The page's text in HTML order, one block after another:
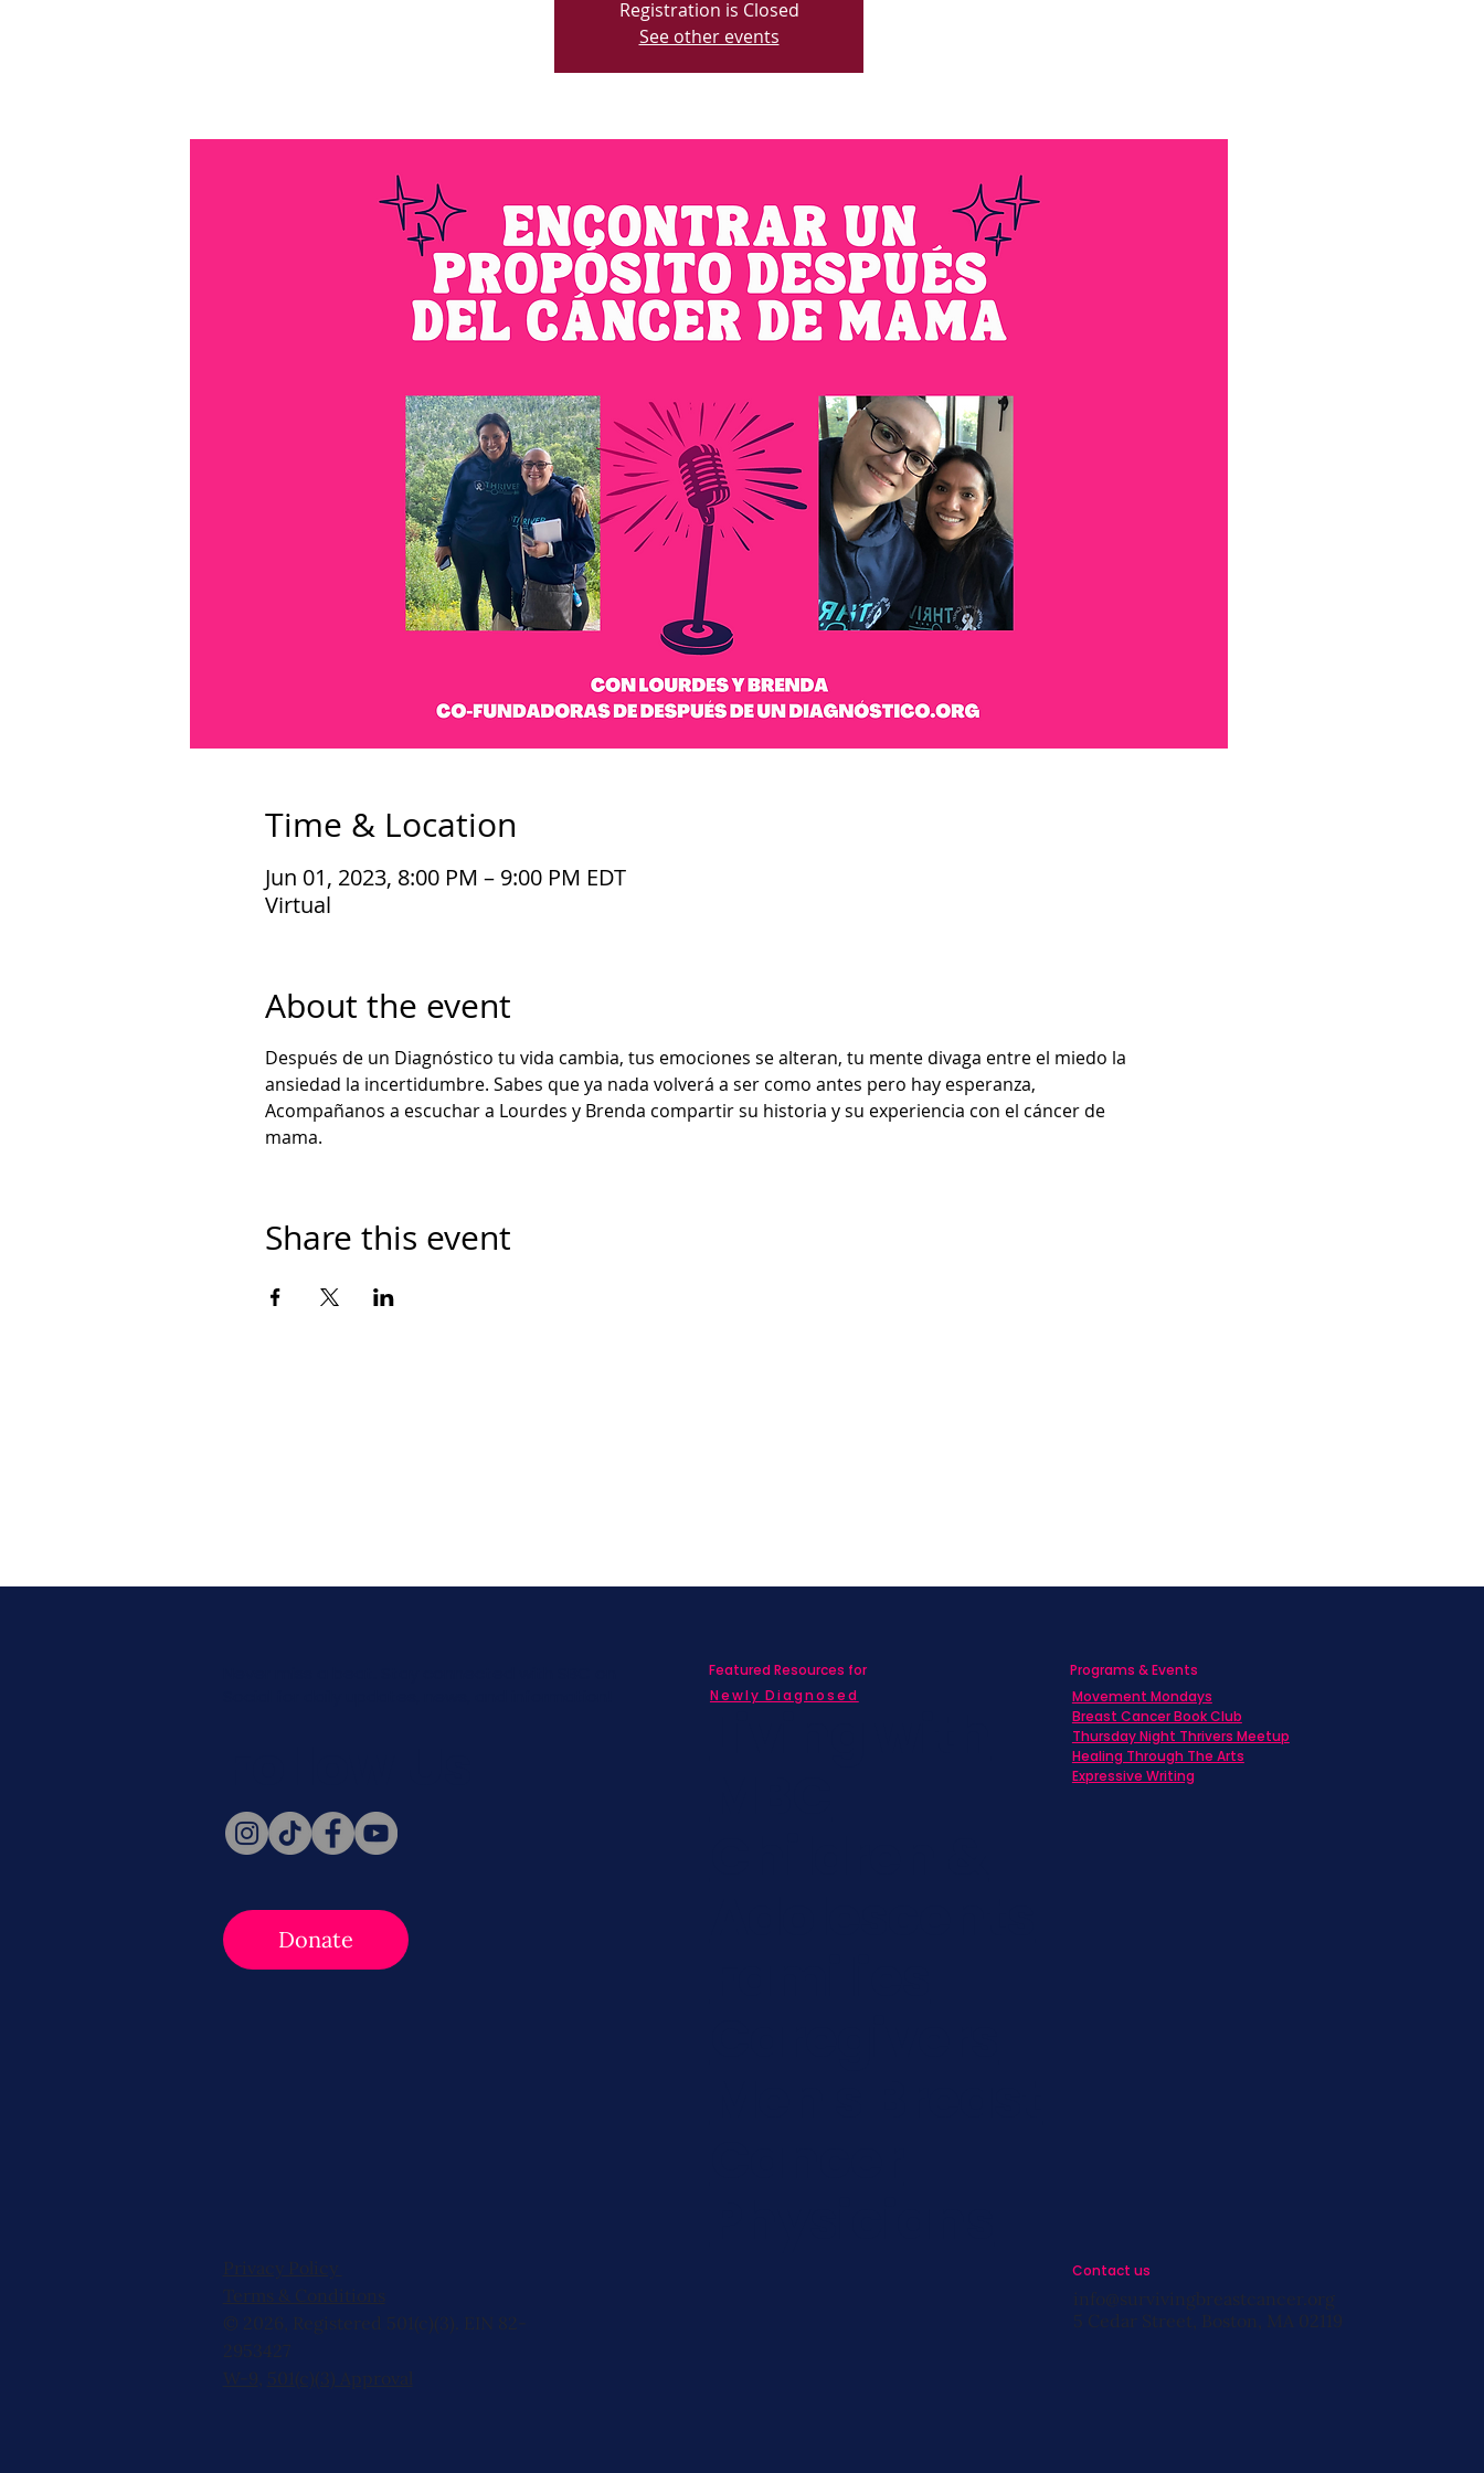
Registration is Closed
See other events
Time & Location
Jun 01, 2023, 8:00 PM – 9:00 PM EDT
Virtual
About the event
Después de un Diagnóstico tu vida cambia, tus emociones se alteran, tu mente divaga entre el miedo la
ansiedad la incertidumbre. Sabes que ya nada volverá a ser como antes pero hay esperanza,
Acompañanos a escuchar a Lourdes y Brenda compartir su historia y su experiencia con el cáncer de
mama.
Share this event
Donate
Privacy Policy
Terms & Conditions
© 2026, Registered 501(c)(3). EIN 82-
2953427
W-9 501(c)(3) Approval
Featured Resources for
Newly Diagnosed
Programs & Events
Movement Mondays
Breast Cancer Book Club
Thursday Night Thrivers Meetup
Healing Through The Arts
Expressive Writing
Contact us
info@survivingbreastcancer.org
5 Cedar Street, Boston, MA 02119